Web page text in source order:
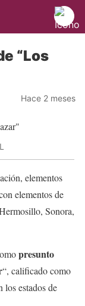
“Los
Hace 2 meses
elementos
elementos de
Sonora,
presunto
“, calificado como
estados de